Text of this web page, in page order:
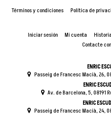
Términos y condiciones Política de
Iniciar sesión Mi cuenta
Contacte
ENRIC
Passeig de Francesc Macià, 26,
ENRIC
Av. de Barcelona, 5, 08191
ENRIC
Passeig de Francesc Macià, 24,